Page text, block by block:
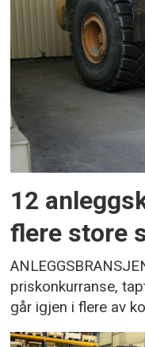
12
flere store
priskonkurranse,
går igjen i flere av